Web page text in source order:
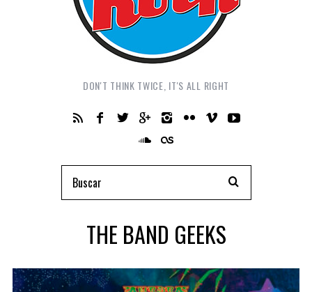
DON'T THINK TWICE, IT'S ALL RIGHT
THE BAND GEEKS